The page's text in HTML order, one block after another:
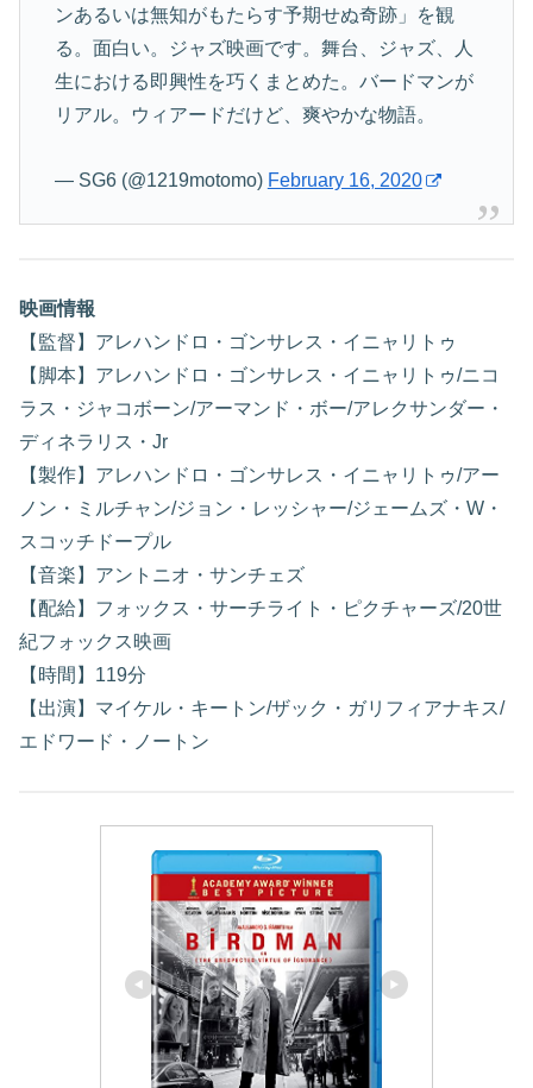
ンあるいは無知がもたらす予期せぬ奇跡」を観
る。面白い。ジャズ映画です。舞台、ジャズ、人
生における即興性を巧くまとめた。バードマンが
リアル。ウィアードだけど、爽やかな物語。
— SG6 (@1219motomo) February 16, 2020
映画情報
【監督】アレハンドロ・ゴンサレス・イニャリトゥ
【脚本】アレハンドロ・ゴンサレス・イニャリトゥ/ニコ
ラス・ジャコボーン/アーマンド・ボー/アレクサンダー・
ディネラリス・Jr
【製作】アレハンドロ・ゴンサレス・イニャリトゥ/アー
ノン・ミルチャン/ジョン・レッシャー/ジェームズ・W・
スコッチドープル
【音楽】アントニオ・サンチェズ
【配給】フォックス・サーチライト・ピクチャーズ/20世
紀フォックス映画
【時間】119分
【出演】マイケル・キートン/ザック・ガリフィアナキス/
エドワード・ノートン